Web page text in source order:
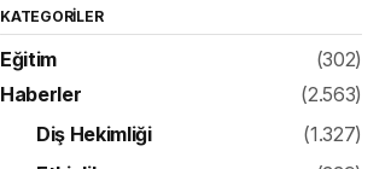
KATEGORILER
Eğitim
(302)
Haberler
(2.563)
Diş Hekimliği
(1.327)